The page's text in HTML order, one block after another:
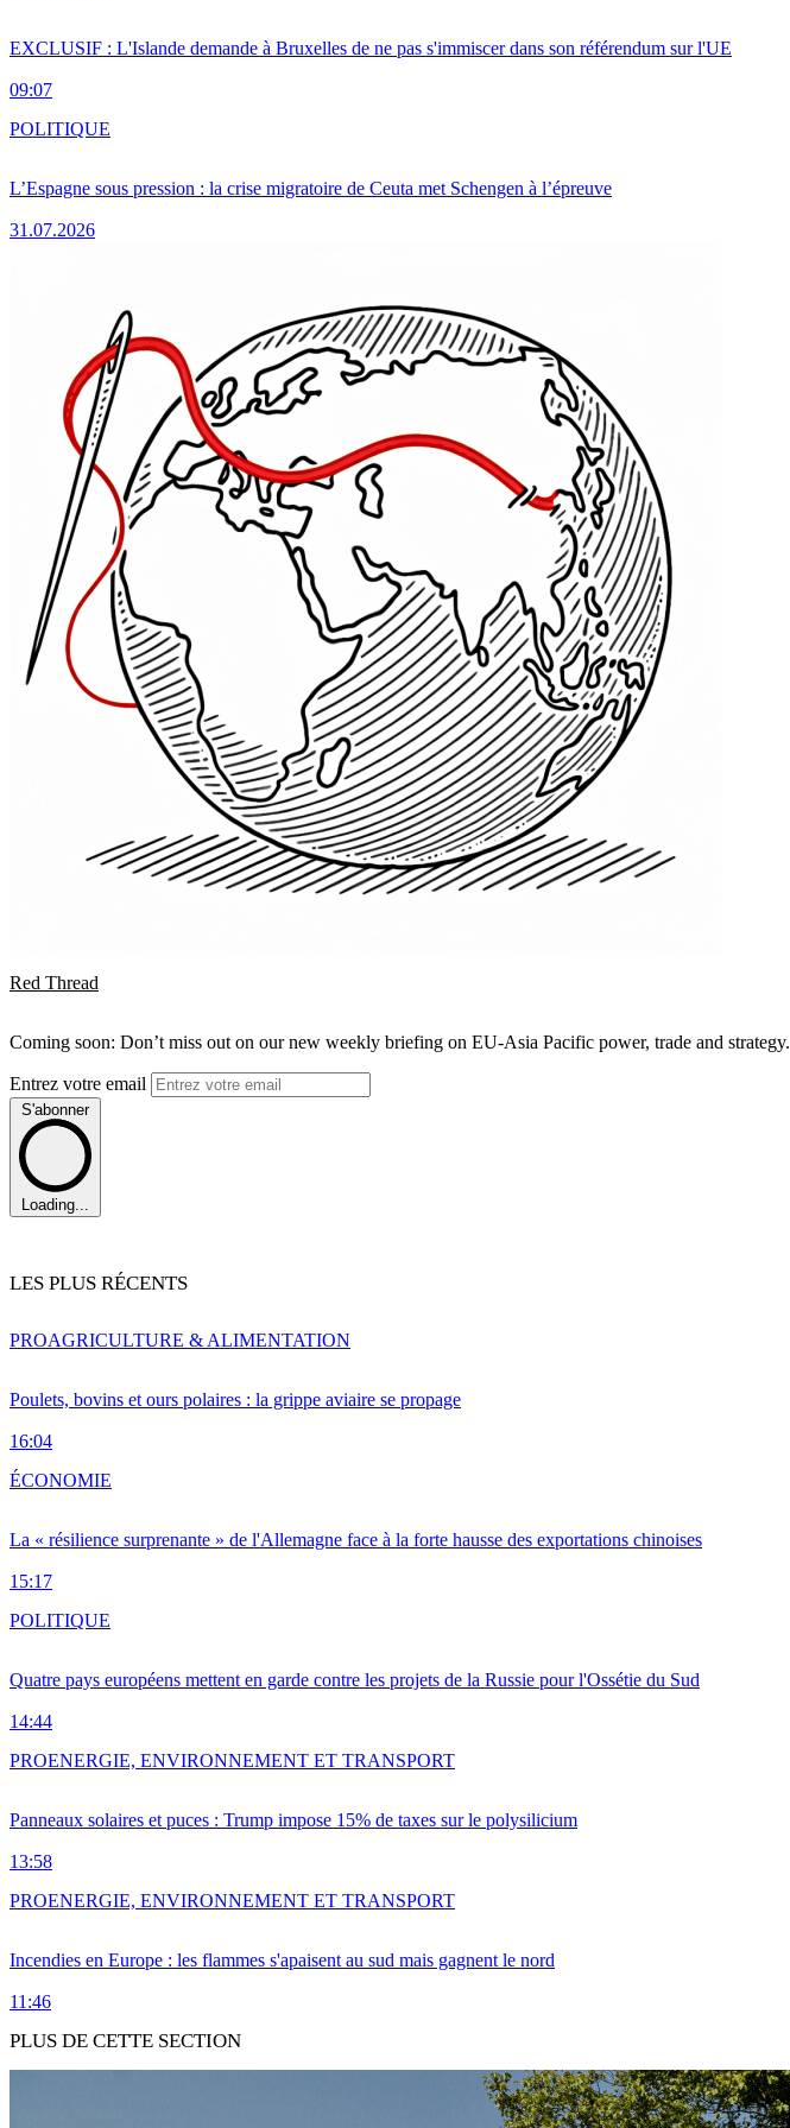
EXCLUSIF : L'Islande demande à Bruxelles de ne pas s'immiscer dans son référendum sur l'UE
09:07
L’Espagne sous pression : la crise migratoire de Ceuta met Schengen à l’épreuve
31.07.2026
POLITIQUE
Red Thread
Coming soon: Don’t miss out on our new weekly briefing on EU-Asia Pacific power, trade and strategy.
Entrez votre email
S'abonner
Loading...
LES PLUS RÉCENTS
Poulets, bovins et ours polaires : la grippe aviaire se propage
16:04
PROAGRICULTURE & ALIMENTATION
La « résilience surprenante » de l'Allemagne face à la forte hausse des exportations chinoises
15:17
ÉCONOMIE
Quatre pays européens mettent en garde contre les projets de la Russie pour l'Ossétie du Sud
14:44
POLITIQUE
Panneaux solaires et puces : Trump impose 15% de taxes sur le polysilicium
13:58
PROENERGIE, ENVIRONNEMENT ET TRANSPORT
Incendies en Europe : les flammes s'apaisent au sud mais gagnent le nord
11:46
PROENERGIE, ENVIRONNEMENT ET TRANSPORT
PLUS DE CETTE SECTION